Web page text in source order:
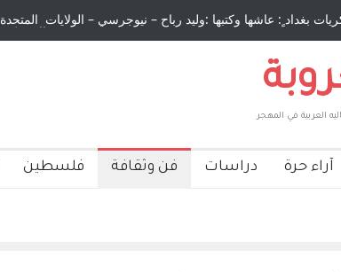
بغداد ٍ: عاشها وكتبها :وليد رباح – نيوجرسي – الولايات المتحدة
الامريكية
العربية في المهجر
آراء حرة دراسات فن وثقافة فلسطين